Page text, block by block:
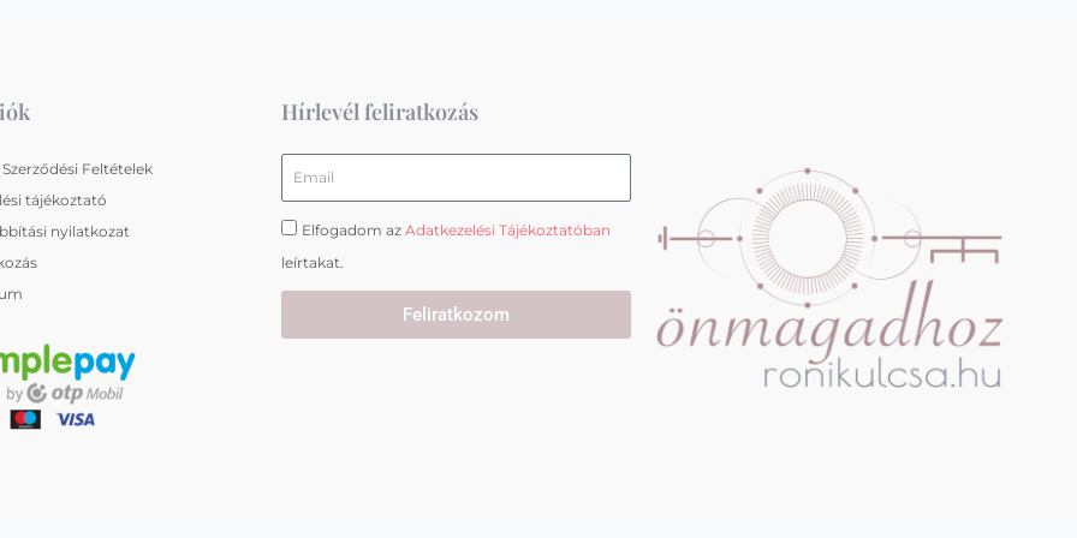
Feltételek
tájékoztató
nyilatkozat
Hírlevél feliratkozás
Email
Elfogadom az Adatkezelési Tájékoztatóban
leírtakat.
Feliratkozom